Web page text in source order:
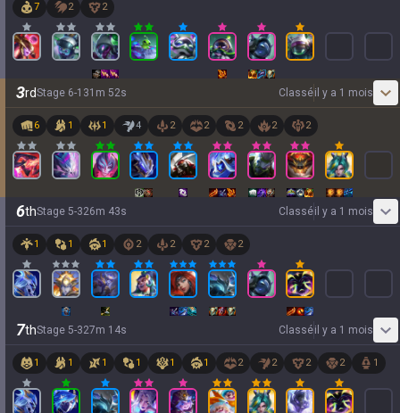
7 2 2
3rdStage 6-1 31 m 52s Classéil y a 1 mois
6 1 1 4 2 2 2 2 2
6thStage 5-326m 43s Classéil y a 1 mois
1 1 1 2 2 2 2
7thStage 5-327m 14s Classéil y a 1 mois
1 1 1 1 1 1 2 2 2 2 1